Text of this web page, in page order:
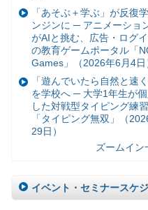
「あそぶ＋学ぶ」が反復
ンジンに ─ アニメーショ
がAIと挑む、広告・ログ
の教育ゲームポータル「
Games」（2026年6月4日
「遊んでいたら自然と速く
を学校へ ─ 大学1年生が
した対戦型タイピング練
「タイピング無双」（
29日）
ズームイン
イベント・セミナースケ